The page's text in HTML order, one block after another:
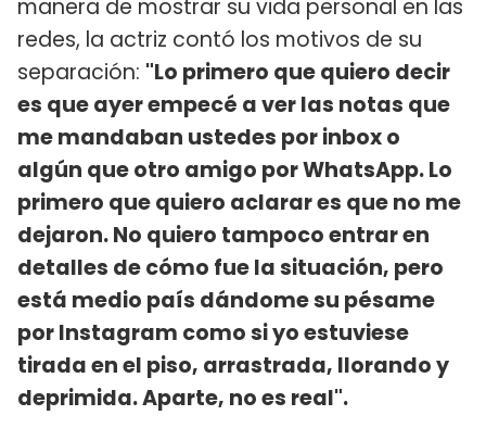
manera de mostrar su vida personal en las
redes, la actriz contó los motivos de su
separación: "Lo primero que quiero decir
es que ayer empecé a ver las notas que
me mandaban ustedes por inbox o
algún que otro amigo por WhatsApp. Lo
primero que quiero aclarar es que no me
dejaron. No quiero tampoco entrar en
detalles de cómo fue la situación, pero
está medio país dándome su pésame
por Instagram como si yo estuviese
tirada en el piso, arrastrada, llorando y
deprimida. Aparte, no es real".